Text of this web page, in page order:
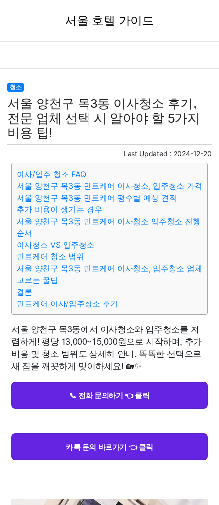
서울 호텔 가이드
청소
서울 양천구 목3동 이사청소 후기,
전문 업체 선택 시 알아야 할 5가지
비용 팁!
Last Updated : 2024-12-20
이사/입주 청소 FAQ
서울 양천구 목3동 민트케어 이사청소, 입주청소 가격
서울 양천구 목3동 민트케어 평수별 예상 견적
추가 비용이 생기는 경우
서울 양천구 목3동 민트케어 이사청소 입주청소 진행
순서
이사청소 VS 입주청소
민트케어 청소 범위
서울 양천구 목3동 민트케어 이사청소, 입주청소 업체
고르는 꿀팁
결론
민트케어 이사/입주청소 후기
서울 양천구 목3동에서 이사청소와 입주청소를 저
렴하게! 평당 13,000~15,000원으로 시작하며, 추가
비용 및 청소 범위도 상세히 안내. 똑똑한 선택으로
새 집을 깨끗하게 맞이하세요! 🏡✨
📞 전화 문의하기 👈 클릭
카톡 문의 바로가기 👈 클릭